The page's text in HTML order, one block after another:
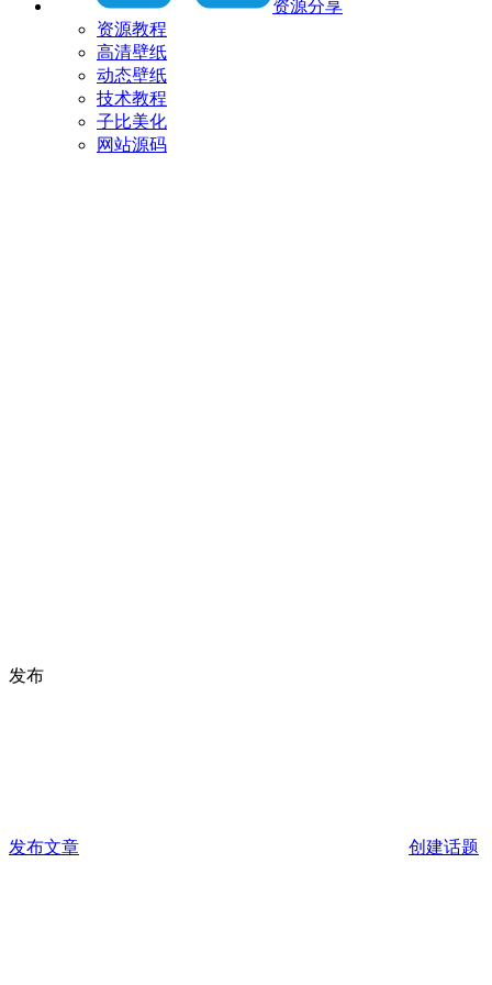
资源分享
资源教程
高清壁纸
动态壁纸
技术教程
子比美化
网站源码
发布
发布文章 创建话题